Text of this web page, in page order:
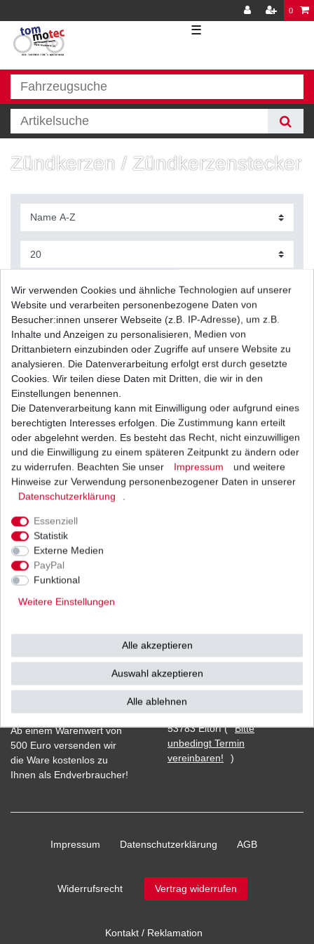
0
☰
Zündkerzen / Zündkerzenstecker
Zündkerze NGK CR9EK
UVP 18,52 € 12,95 € *
1 Stück
Zündkerze NGK DR8ES Suzuki
UVP 6,22 €
Ab einem Warenwert von
500 Euro versenden wir
die Ware kostenlos zu
Ihnen als Endverbraucher!
Vorkasse
Barzahlung bei Abholung in
53783 Eitorf (
Bitte
unbedingt Termin
vereinbaren!
)
Impressum Daten­schutz­erklärung AGB
Widerrufs­recht Vertrag widerrufen
Kontakt / Reklamation
Wir verwenden Cookies und ähnliche Technologien auf unserer
Website und verarbeiten personenbezogene Daten von
Besucher:innen unserer Webseite (z.B. IP-Adresse), um z.B.
Inhalte und Anzeigen zu personalisieren, Medien von
Drittanbietern einzubinden oder Zugriffe auf unsere Website zu
analysieren. Die Datenverarbeitung erfolgt erst durch gesetzte
Cookies. Wir teilen diese Daten mit Dritten, die wir in den
Einstellungen benennen.
Die Datenverarbeitung kann mit Einwilligung oder aufgrund eines
berechtigten Interesses erfolgen. Die Zustimmung kann erteilt
oder abgelehnt werden. Es besteht das Recht, nicht einzuwilligen
und die Einwilligung zu einem späteren Zeitpunkt zu ändern oder
zu widerrufen. Beachten Sie unser
Impressum
und weitere
Hinweise zur Verwendung personenbezogener Daten in unserer
Daten­schutz­erklärung
.
Essenziell
Statistik
Externe Medien
PayPal
Funktional
Weitere Einstellungen
Alle akzeptieren
Auswahl akzeptieren
Alle ablehnen